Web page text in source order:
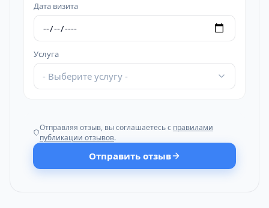
Дата визита
Услуга
- Выберите услугу -
Отправляя отзыв, вы соглашаетесь с правилами
публикации отзывов.
Отправить отзыв